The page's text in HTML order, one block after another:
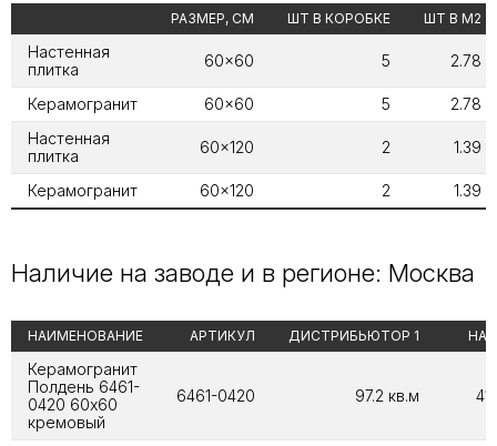
РАЗМЕР, СМ ШТ В КОРОБКЕ ШТ В М2
Настенная
плитка
60x60 5 2.78
Керамогранит 60x60 5
2.78
Настенная
плитка
60x120 2 1.39
Керамогранит 60x120 2 1.39
Наличие на заводе и в регионе: Москва
НАИМЕНОВАНИЕ АРТИКУЛ ДИСТРИБЬЮТОР 1 НА
Керамогранит
Полдень 6461-
0420 60х60
кремовый
6461-0420 97.2 кв.м